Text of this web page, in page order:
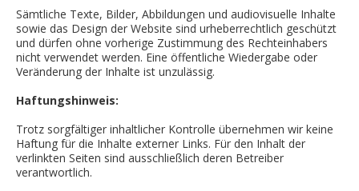
Legal Information
Datenschutzerklärung
Sämtliche Texte, Bilder, Abbildungen und audiovisuelle Inhalte
sowie das Design der Website sind urheberrechtlich geschützt
und dürfen ohne vorherige Zustimmung des Rechteinhabers
nicht verwendet werden. Eine öffentliche Wiedergabe oder
Veränderung der Inhalte ist unzulässig.
Haftungshinweis:
Trotz sorgfältiger inhaltlicher Kontrolle übernehmen wir keine
Haftung für die Inhalte externer Links. Für den Inhalt der
verlinkten Seiten sind ausschließlich deren Betreiber
verantwortlich.